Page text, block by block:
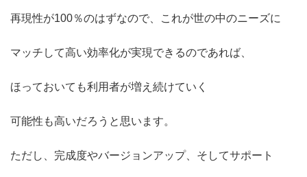
再現性が100％のはずなので、これが世の中のニーズに
マッチして高い効率化が実現できるのであれば、
ほっておいても利用者が増え続けていく
可能性も高いだろうと思います。
ただし、完成度やバージョンアップ、そしてサポート